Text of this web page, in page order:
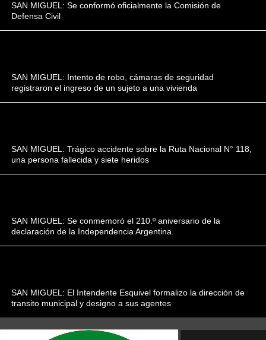
SAN MIGUEL: Se conformó oficialmente la Comisión de
Defensa Civil
SAN MIGUEL: Intento de robo, cámaras de seguridad
registraron el ingreso de un sujeto a una vivienda
SAN MIGUEL: Trágico accidente sobre la Ruta Nacional N° 118,
una persona fallecida y siete heridos
SAN MIGUEL: Se conmemoró el 210.º aniversario de la
declaración de la Independencia Argentina.
SAN MIGUEL: El Intendente Esquivel formalizo la dirección de
transito municipal y designo a sus agentes